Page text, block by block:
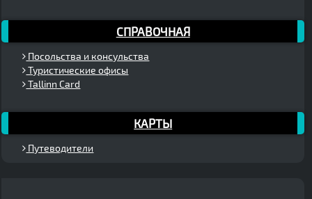
СПРАВОЧНАЯ
Посольства и консульства
Туристические офисы
Tallinn Card
КАРТЫ
Путеводители